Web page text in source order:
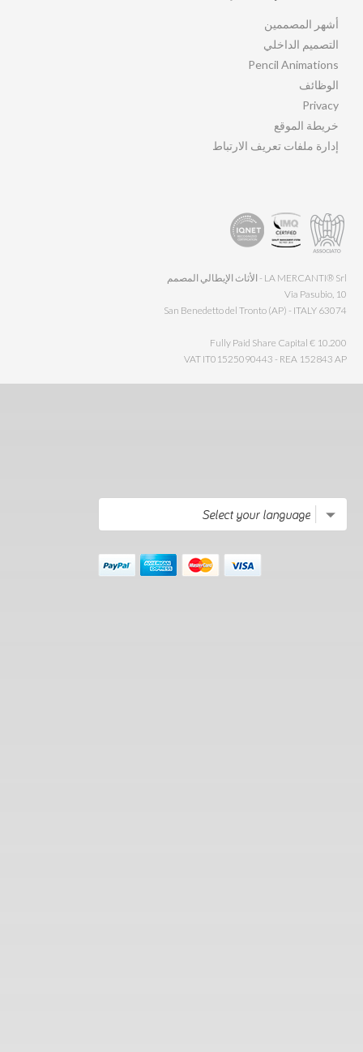
أشهر المصممين
التصميم الداخلي
Pencil Animations
الوظائف
Privacy
خريطة الموقع
إدارة ملفات تعريف الارتباط
LA MERCANTI® Srl - الأثاث الإيطالي المصمم
Via Pasubio, 10
63074 San Benedetto del Tronto (AP) - ITALY
Fully Paid Share Capital € 10.200
VAT IT01525090443 - REA 152843 AP